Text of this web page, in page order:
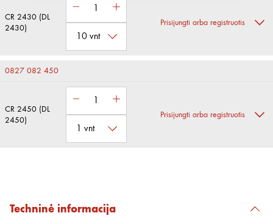
CR 2430 (DL
2430)
Prisijungti arba registruotis
0827 082 450
CR 2450 (DL
2450)
Prisijungti arba registruotis
Techninė informacija